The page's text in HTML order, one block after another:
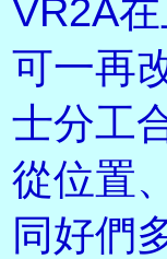
VR2A
可一再
士分工
從位置
同好們